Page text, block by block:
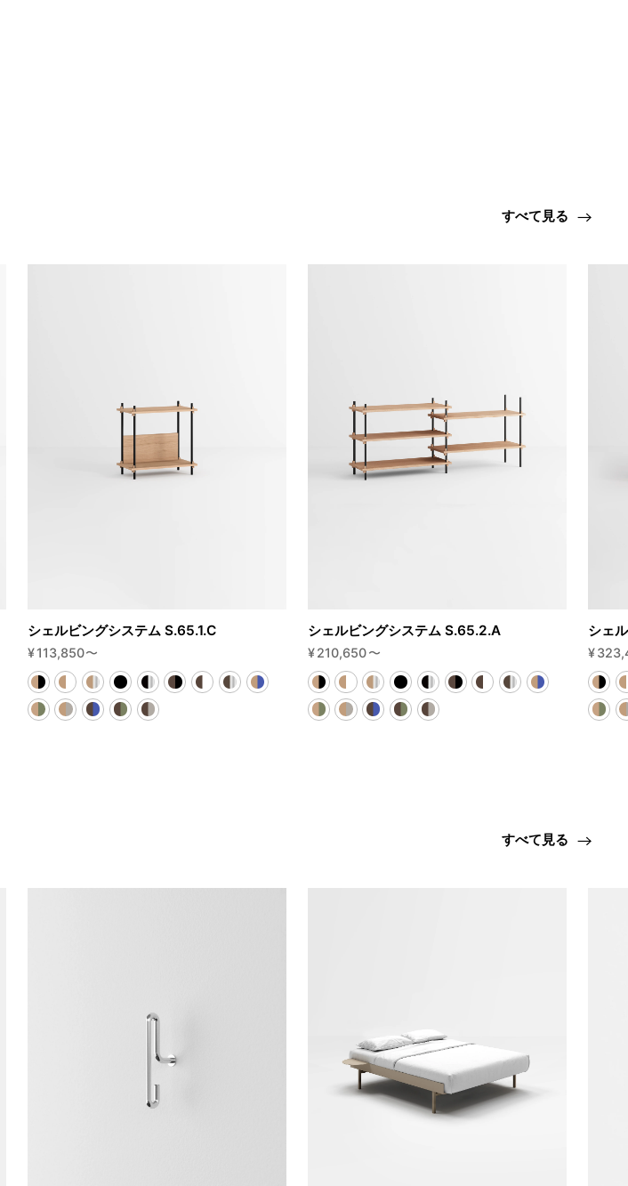
すべて見る
シェルビングシステム S.65.1.C
¥113,850〜
シェルビングシステム S.65.2.A
¥210,650〜
シェ
¥
すべて見る